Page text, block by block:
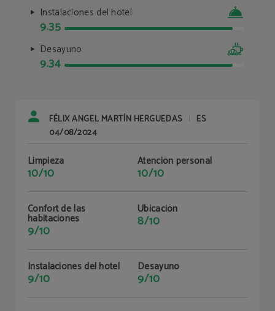
Instalaciones del hotel
9.35
Desayuno
9.34
FÉLIX ANGEL MARTÍN HERGUEDAS |
ES
04/08/2024
Limpieza
10/10
Atención personal
10/10
Confort de las
habitaciones
9/10
Ubicación
8/10
Instalaciones del hotel
9/10
Desayuno
9/10